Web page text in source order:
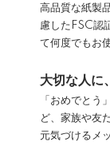
高品質な紙製
慮したFSC認
て何度でもお
大切な人に
「おめでとう
ど、家族や友
元気づけるメ